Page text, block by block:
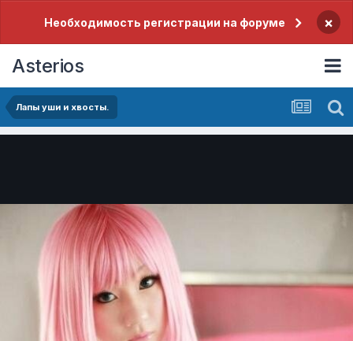
Необходимость регистрации на форуме ×
Asterios
Лапы уши и хвосты.